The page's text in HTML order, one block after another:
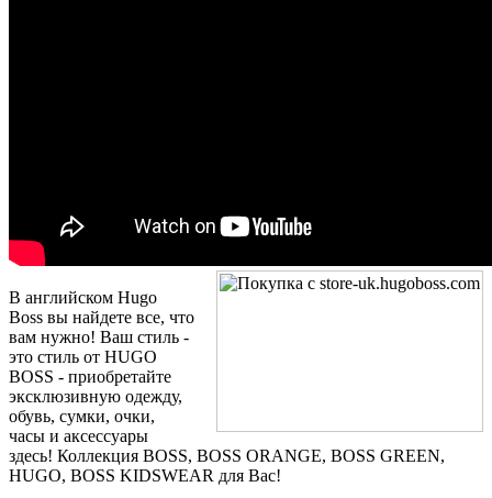
В английском Hugo
Boss вы найдете все, что
вам нужно! Ваш стиль -
это стиль от HUGO
BOSS - приобретайте
эксклюзивную одежду,
обувь, сумки, очки,
часы и аксессуары
здесь! Коллекция BOSS, BOSS ORANGE, BOSS GREEN,
HUGO, BOSS KIDSWEAR для Вас!